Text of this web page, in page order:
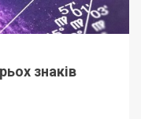
знаків